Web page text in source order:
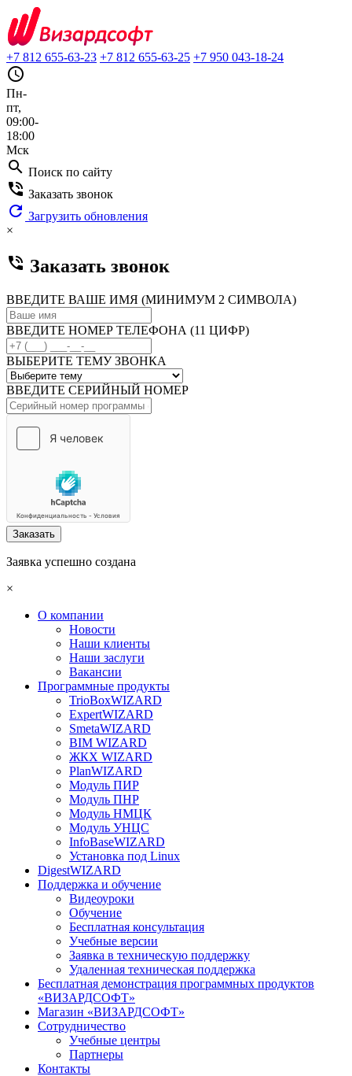
+7 812 655-63-23 +7 812 655-63-25 +7 950 043-18-24
query_builder
Пн-
пт,
09:00-
18:00
Мск
search Поиск по сайту
phone_in_talk Заказать звонок
refresh Загрузить обновления
×
phone_in_talk Заказать звонок
ВВЕДИТЕ ВАШЕ ИМЯ (МИНИМУМ 2 СИМВОЛА)
ВВЕДИТЕ НОМЕР ТЕЛЕФОНА (11 ЦИФР)
ВЫБЕРИТЕ ТЕМУ ЗВОНКА
ВВЕДИТЕ СЕРИЙНЫЙ НОМЕР
Заказать
Заявка успешно создана
×
О компании
Новости
Наши клиенты
Наши заслуги
Вакансии
Программные продукты
TrioBoxWIZARD
ExpertWIZARD
SmetaWIZARD
BIM WIZARD
ЖКХ WIZARD
PlanWIZARD
Модуль ПИР
Модуль ПНР
Модуль НМЦК
Модуль УНЦС
InfoBaseWIZARD
Установка под Linux
DigestWIZARD
Поддержка и обучение
Видеоуроки
Обучение
Бесплатная консультация
Учебные версии
Заявка в техническую поддержку
Удаленная техническая поддержка
Бесплатная демонстрация программных продуктов
«ВИЗАРДСОФТ»
Магазин «ВИЗАРДСОФТ»
Сотрудничество
Учебные центры
Партнеры
Контакты